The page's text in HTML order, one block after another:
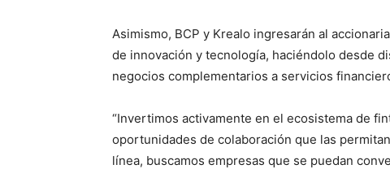
Asimismo, BCP y Krealo ingresarán al
de innovación y tecnología, haciéndolo desde
negocios complementarios a servicios
“Invertimos activamente en el ecosistema de
oportunidades de colaboración que las
línea, buscamos empresas que se puedan